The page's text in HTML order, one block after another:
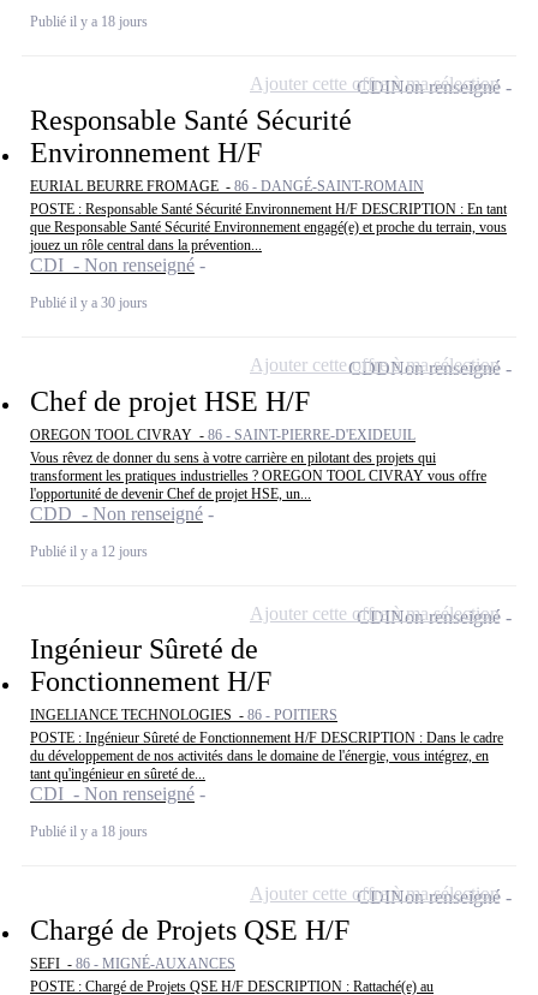
Publié il y a 18 jours
Responsable Santé Sécurité
Environnement H/F
EURIAL BEURRE FROMAGE - 86 - DANGÉ-SAINT-ROMAIN
POSTE : Responsable Santé Sécurité Environnement H/F DESCRIPTION : En tant
que Responsable Santé Sécurité Environnement engagé(e) et proche du terrain, vous
jouez un rôle central dans la prévention...
CDI - Non renseigné
Publié il y a 30 jours
CDINon renseigné
Ajouter cette offre à ma sélection
Chef de projet HSE H/F
OREGON TOOL CIVRAY - 86 - SAINT-PIERRE-D'EXIDEUIL
Vous rêvez de donner du sens à votre carrière en pilotant des projets qui
transforment les pratiques industrielles ? OREGON TOOL CIVRAY vous offre
l'opportunité de devenir Chef de projet HSE, un...
CDD - Non renseigné
Publié il y a 12 jours
CDDNon renseigné
Ajouter cette offre à ma sélection
Ingénieur Sûreté de
Fonctionnement H/F
INGELIANCE TECHNOLOGIES - 86 - POITIERS
POSTE : Ingénieur Sûreté de Fonctionnement H/F DESCRIPTION : Dans le cadre
du développement de nos activités dans le domaine de l'énergie, vous intégrez, en
tant qu'ingénieur en sûreté de...
CDI - Non renseigné
Publié il y a 18 jours
CDINon renseigné
Ajouter cette offre à ma sélection
Chargé de Projets QSE H/F
SEFI - 86 - MIGNÉ-AUXANCES
POSTE : Chargé de Projets QSE H/F DESCRIPTION : Rattaché(e) au
CDINon renseigné
Ajouter cette offre à ma sélection